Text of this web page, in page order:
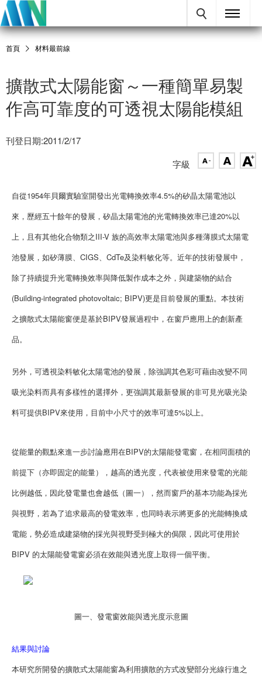
首頁 材料最前線
擴散式太陽能窗～一種簡單易製
作高可靠度的可透視太陽能模組
刊登日期:2011/2/17
字級
自從1954年貝爾實驗室開發出光電轉換效率4.5%的矽晶太陽電池以
來，歷經五十餘年的發展，矽晶太陽電池的光電轉換效率已達20%以
上，且有其他化合物類之III-V 族的高效率太陽電池與多種薄膜式太陽電
池發展，如矽薄膜、CIGS、CdTe及染料敏化等。近年的技術發展中，
除了持續提升光電轉換效率與降低製作成本之外，與建築物的結合
(Building-integrated photovoltaic; BIPV)更是目前發展的重點。本技術
之擴散式太陽能窗便是基於BIPV發展過程中，在窗戶應用上的創新產
品。
另外，可透視染料敏化太陽電池的發展，除強調其色彩可藉由改變不同
吸光染料而具有多樣性的選擇外，更強調其最新發展的非可見光吸光染
料可提供BIPV來使用，目前中小尺寸的效率可達5%以上。
從能量的觀點來進一步討論應用在BIPV的太陽能發電窗，在相同面積的
前提下（亦即固定的能量），越高的透光度，代表被使用來發電的光能
比例越低，因此發電量也會越低（圖一），然而窗戶的基本功能為採光
與視野，若為了追求最高的發電效率，也同時表示將更多的光能轉換成
電能，勢必造成建築物的採光與視野受到極大的侷限，因此可使用於
BIPV 的太陽能發電窗必須在效能與透光度上取得一個平衡。
圖一、發電窗效能與透光度示意圖
結果與討論
本研究所開發的擴散式太陽能窗為利用擴散的方式改變部分光線行進之